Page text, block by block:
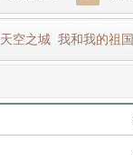
天空之城 我和我的祖国